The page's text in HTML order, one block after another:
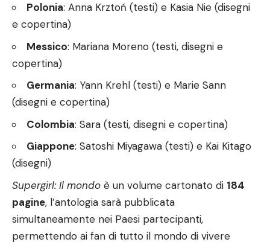
Polonia: Anna Krztoń (testi) e Kasia Nie (disegni
e copertina)
Messico: Mariana Moreno (testi, disegni e
copertina)
Germania: Yann Krehl (testi) e Marie Sann
(disegni e copertina)
Colombia: Sara (testi, disegni e copertina)
Giappone: Satoshi Miyagawa (testi) e Kai Kitago
(disegni)
Supergirl: Il mondo è un volume cartonato di 184
pagine, l’antologia sarà pubblicata
simultaneamente nei Paesi partecipanti,
permettendo ai fan di tutto il mondo di vivere